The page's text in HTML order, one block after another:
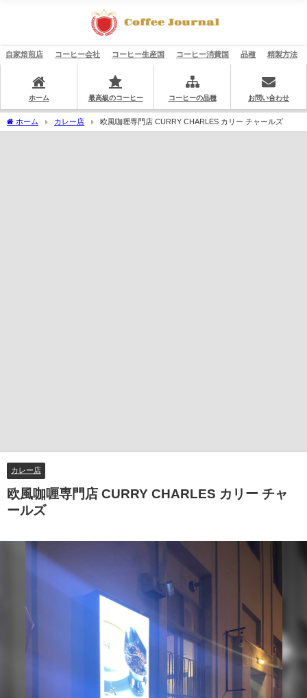
自家焙煎店 コーヒー会社 コーヒー生産国 コーヒー消費国 品種 精製方法
ホーム 最高級のコーヒー コーヒーの品種 お問い合わせ
ホーム カレー店 欧風咖喱専門店 CURRY CHARLES カリー チャールズ
カレー店
欧風咖喱専門店 CURRY CHARLES カリー チャ
ールズ